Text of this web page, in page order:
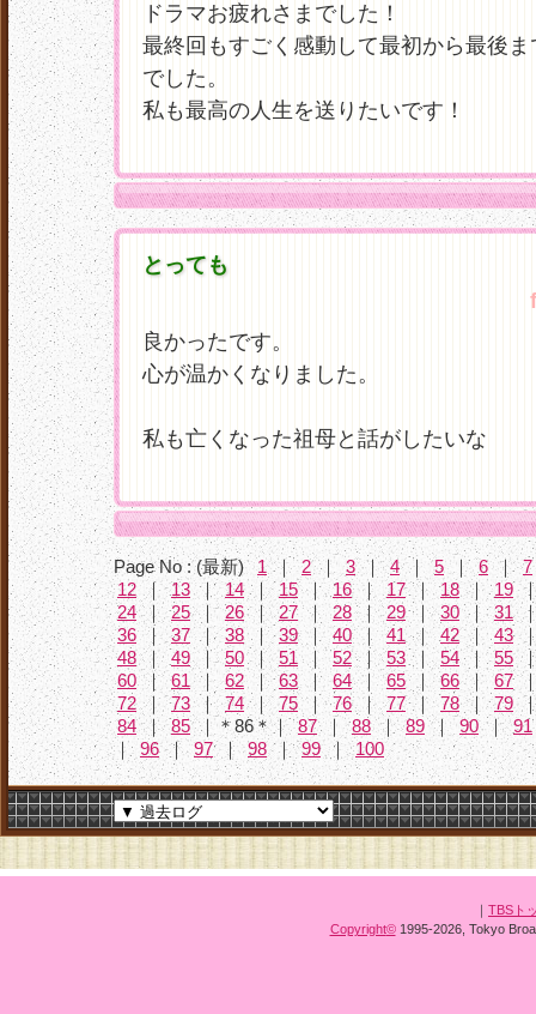
ドラマお疲れさまでした！
最終回もすごく感動して最初から最後
でした。
私も最高の人生を送りたいです！
とっても
良かったです。
心が温かくなりました。
私も亡くなった祖母と話がしたいな
Page No : (最新) 1 ｜2｜ 3 ｜ 4｜ 5 ｜ 6 ｜ 7
12
｜ 13｜ 14 ｜ 15｜ 16 ｜ 17 ｜ 18 ｜ 19
24 ｜ 25 ｜ 26｜27 ｜ 28 ｜ 29｜ 30 ｜31
36
｜ 37 ｜ 38｜39 40 ｜ 41 ｜ 42 ｜ 43
48 ｜ 49 ｜ 50｜ 51 ｜ 52｜53 ｜ 54 ｜55
60 ｜ 61 ｜ 62 ｜63 ｜ 64 ｜ 65｜ 66 ｜ 67
72 ｜ 73｜ 74｜ 75｜ 76｜ 77｜ 78 ｜79
84 ｜ 85 ｜＊86＊｜87｜ 88 ｜ 89 ｜ 90｜ 91
｜ 96 ｜ 97 ｜98 ｜99 ｜ 100
｜ TBSト
Copyright© 1995-2026, Tokyo